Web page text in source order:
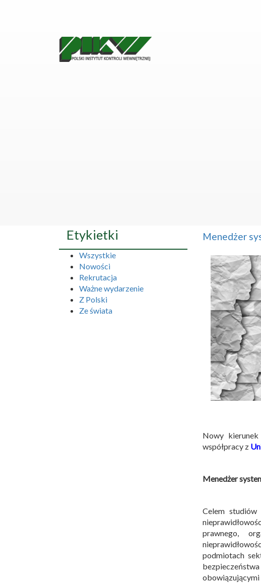
Menedżer
Nowy
współpracy z
Menedżer
Celem studiów
prawnego,
podmiotach
Etykietki
Wszystkie
Nowości
Rekrutacja
Ważne wydarzenie
Z Polski
Ze świata